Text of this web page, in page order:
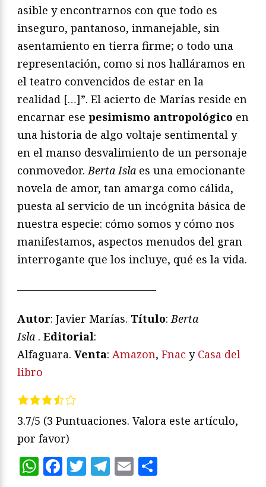
asible y encontrarnos con que todo es
inseguro, pantanoso, inmanejable, sin
asentamiento en tierra firme; o todo una
representación, como si nos halláramos en
el teatro convencidos de estar en la
realidad […]”. El acierto de Marías reside en
encarnar ese pesimismo antropológico en
una historia de algo voltaje sentimental y
en el manso desvalimiento de un personaje
conmovedor. Berta Isla es una emocionante
novela de amor, tan amarga como cálida,
puesta al servicio de un incógnita básica de
nuestra especie: cómo somos y cómo nos
manifestamos, aspectos menudos del gran
interrogante que los incluye, qué es la vida.
—————————————
Autor: Javier Marías. Título: Berta
Isla . Editorial:
Alfaguara. Venta: Amazon, Fnac y Casa del
libro
3.7/5 (3 Puntuaciones. Valora este artículo,
por favor)
WhatsApp
Facebook
Twitter
Telegram
Email